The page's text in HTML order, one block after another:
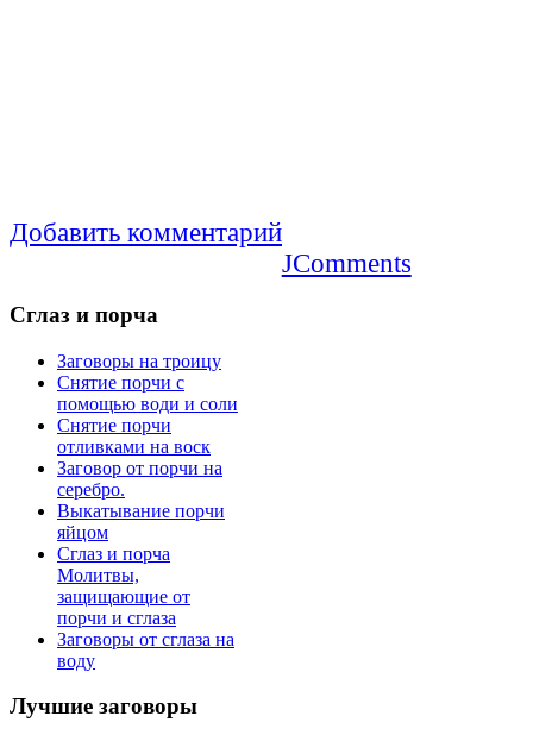
Добавить комментарий
JComments
Сглаз и порча
Заговоры на троицу
Снятие порчи с
помощью води и соли
Снятие порчи
отливками на воск
Заговор от порчи на
серебро.
Выкатывание порчи
яйцом
Сглаз и порча
Молитвы,
защищающие от
порчи и сглаза
Заговоры от сглаза на
воду
Лучшие заговоры